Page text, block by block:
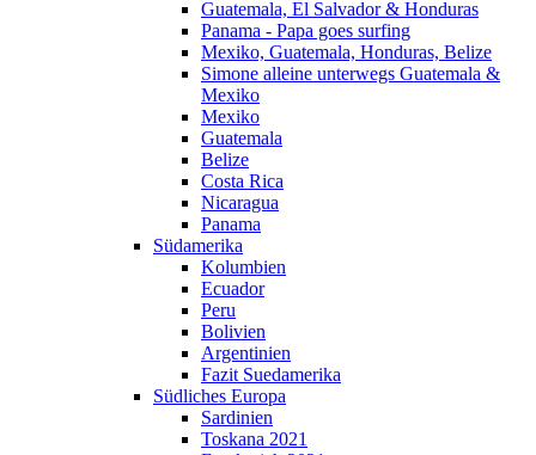
Guatemala, El Salvador & Honduras
Panama - Papa goes surfing
Mexiko, Guatemala, Honduras, Belize
Simone alleine unterwegs Guatemala &
Mexiko
Mexiko
Guatemala
Belize
Costa Rica
Nicaragua
Panama
Südamerika
Kolumbien
Ecuador
Peru
Bolivien
Argentinien
Fazit Suedamerika
Südliches Europa
Sardinien
Toskana 2021